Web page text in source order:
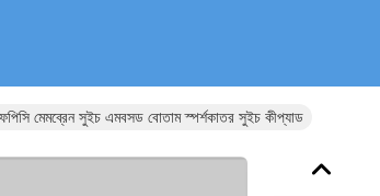
মেমব্রেন সুইচ এমবসড বোতাম স্পর্শকাতর সুইচ কীপ্যাড